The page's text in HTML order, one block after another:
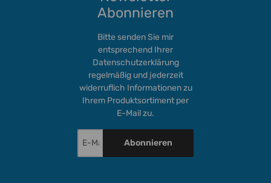
Abonnieren
Bitte senden Sie mir
entsprechend Ihrer
Datenschutzerklärung
regelmäßig und jederzeit
widerruflich Informationen zu
Ihrem Produktsortiment per
E-Mail zu.
Abonnieren